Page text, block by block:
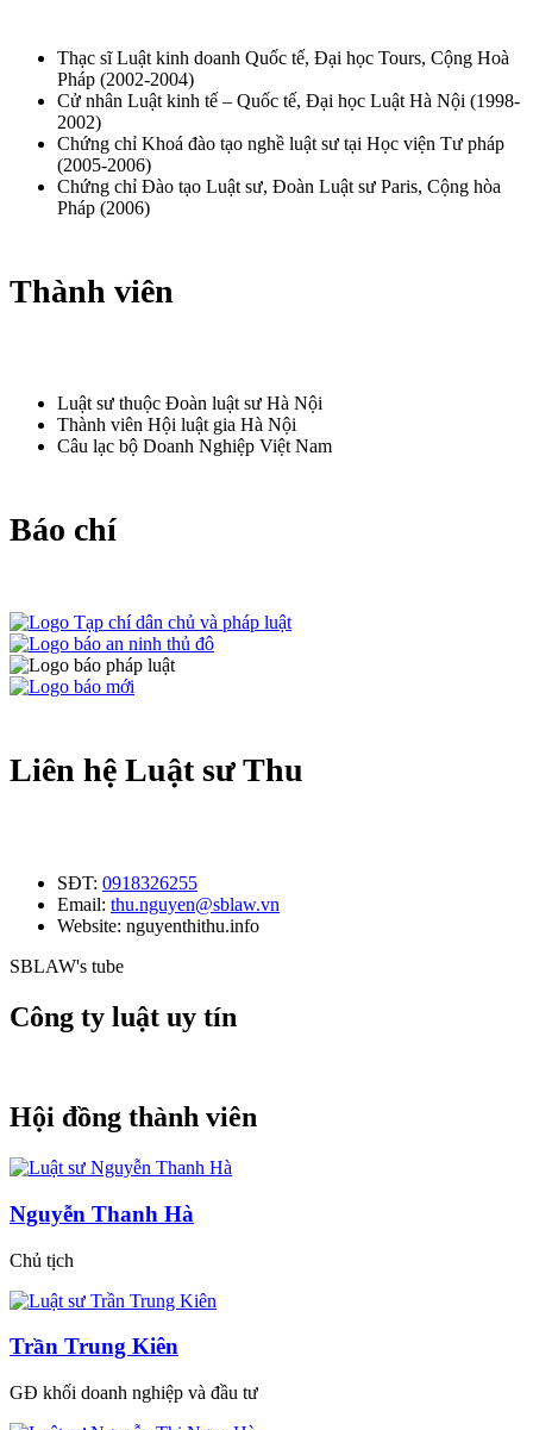
Thạc sĩ Luật kinh doanh Quốc tế, Đại học Tours, Cộng Hoà
Pháp (2002-2004)
Cử nhân Luật kinh tế – Quốc tế, Đại học Luật Hà Nội (1998-
2002)
Chứng chỉ Khoá đào tạo nghề luật sư tại Học viện Tư pháp
(2005-2006)
Chứng chỉ Đào tạo Luật sư, Đoàn Luật sư Paris, Cộng hòa
Pháp (2006)
Thành viên
Luật sư thuộc Đoàn luật sư Hà Nội
Thành viên Hội luật gia Hà Nội
Câu lạc bộ Doanh Nghiệp Việt Nam
Báo chí
Liên hệ Luật sư Thu
SĐT: 0918326255
Email: thu.nguyen@sblaw.vn
Website: nguyenthithu.info
SBLAW's tube
Công ty luật uy tín
Hội đồng thành viên
Nguyễn Thanh Hà
Chủ tịch
Trần Trung Kiên
GĐ khối doanh nghiệp và đầu tư